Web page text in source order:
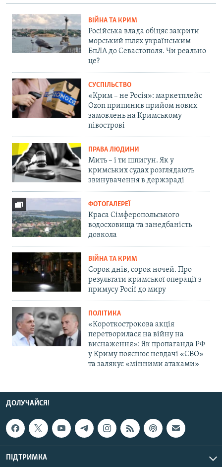
ВІЙНА ТА КРИМ
Російська влада обіцяє закрити
морський шлях українським
БпЛА до Севастополя. Чи реально
це?
СУСПІЛЬСТВО
«Крим – не Росія»: маркетплейс
Ozon припинив прийом нових
замовлень на Кримському
півострові
ПРАВА ЛЮДИНИ
Мить – і ти шпигун. Як у
кримських судах розглядають
звинувачення в держзраді
ФОТОГАЛЕРЕЇ
Краса Сімферопольського
водосховища та занедбаність
довкола
ВІЙНА ТА КРИМ
Сорок днів, сорок ночей. Про
результати кримської операції з
примусу Росії до миру
ПОЛІТИКА
«Короткострокова акція
перетворилася на війну на
виснаження»: Як пропаганда РФ
у Криму пояснює невдачі «СВО»
та залякує «мінними атаками»
ДОЛУЧАЙСЯ!
ПІДТРИМКА